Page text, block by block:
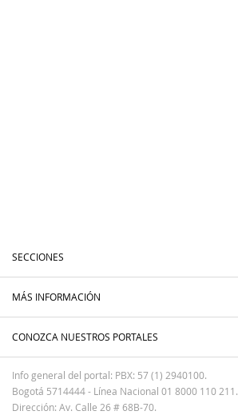
SECCIONES
MÁS INFORMACIÓN
CONOZCA NUESTROS PORTALES
Info general del portal: PBX: 57 (1) 2940100.
Bogotá 5714444 - Línea Nacional 01 8000 110 211.
Dirección: Av. Calle 26 # 68B-70.